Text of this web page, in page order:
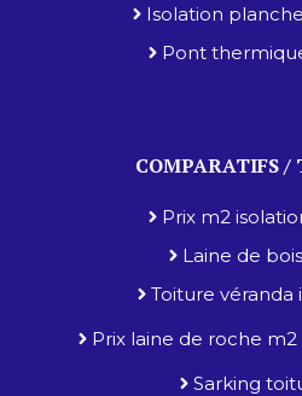
Isolation
Pont
COMPARATIFS /
Prix m2
Laine de
Toiture véranda
Prix laine de roche m2
Sarking